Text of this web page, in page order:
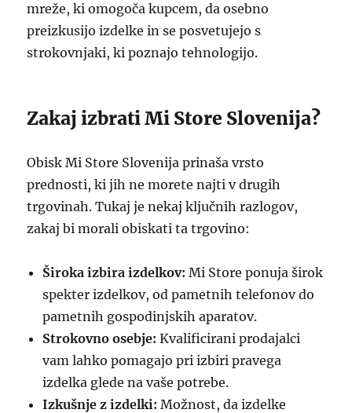
mreže, ki omogoča kupcem, da osebno
preizkusijo izdelke in se posvetujejo s
strokovnjaki, ki poznajo tehnologijo.
Zakaj izbrati Mi Store Slovenija?
Obisk Mi Store Slovenija prinaša vrsto
prednosti, ki jih ne morete najti v drugih
trgovinah. Tukaj je nekaj ključnih razlogov,
zakaj bi morali obiskati ta trgovino:
Široka izbira izdelkov: Mi Store ponuja širok
spekter izdelkov, od pametnih telefonov do
pametnih gospodinjskih aparatov.
Strokovno osebje: Kvalificirani prodajalci
vam lahko pomagajo pri izbiri pravega
izdelka glede na vaše potrebe.
Izkušnje z izdelki: Možnost, da izdelke